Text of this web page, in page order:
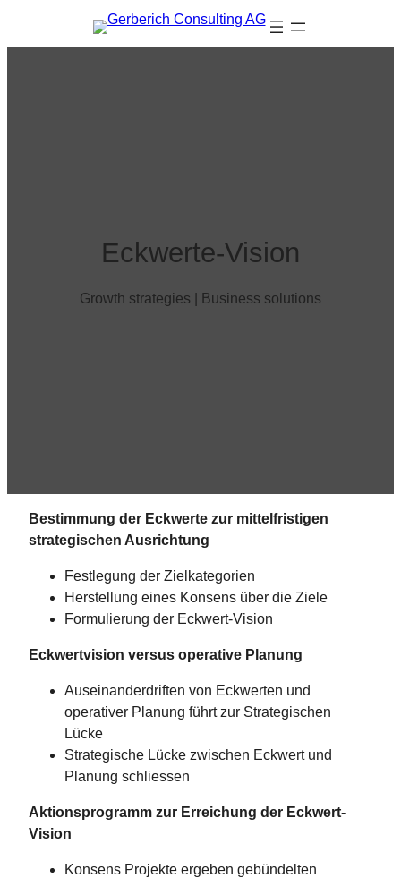
Eckwerte-Vision
Growth strategies | Business solutions
Bestimmung der Eckwerte zur mittelfristigen
strategischen Ausrichtung
Festlegung der Zielkategorien
Herstellung eines Konsens über die Ziele
Formulierung der Eckwert-Vision
Eckwertvision versus operative Planung
Auseinanderdriften von Eckwerten und
operativer Planung führt zur Strategischen
Lücke
Strategische Lücke zwischen Eckwert und
Planung schliessen
Aktionsprogramm zur Erreichung der Eckwert-
Vision
Konsens Projekte ergeben gebündelten